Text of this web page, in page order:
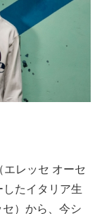
レッセ オーセ
たイタリア生
）から、今シ